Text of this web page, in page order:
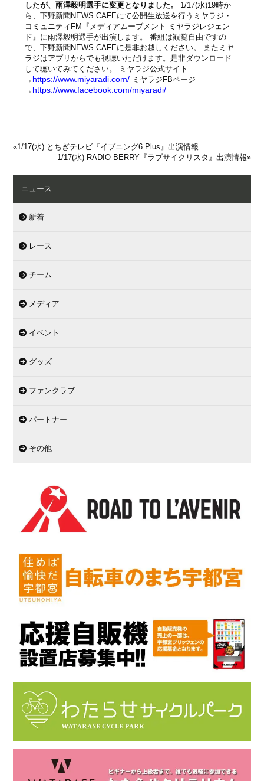
したが、雨澤毅明選手に変更となりました。
1/17(水)19時か
ら、下野新聞NEWS CAFEにて公開生放送を行うミヤラジ・
コミュニティFM『メディアムーブメント ミヤラジレジェン
ド』に雨澤毅明選手が出演します。 番組は観覧自由ですの
で、下野新聞NEWS CAFEに是非お越しください。 またミヤ
ラジはアプリからでも視聴いただけます。是非ダウンロード
して聴いてみてください。 ミヤラジ公式サイト
→ https://www.miyaradi.com/ ミヤラジFBページ
→ https://www.facebook.com/miyaradi/
«1/17(水) とちぎテレビ『イブニング6 Plus』出演情報
1/17(水) RADIO BERRY『ラブサイクリスタ』出演情報»
ニュース
新着
レース
チーム
メディア
イベント
グッズ
ファンクラブ
パートナー
その他